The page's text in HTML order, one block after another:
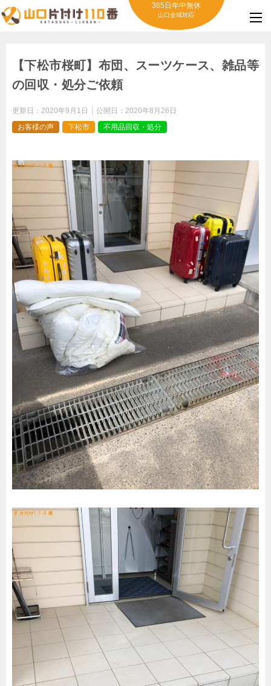
365日年中無休
山口全域対応
【下松市桜町】布団、スーツケース、雑品等
の回収・処分ご依頼
更新日： 2020年9月1日 公開日： 2020年8月26日
お客様の声
下松市 不用品回収・処分